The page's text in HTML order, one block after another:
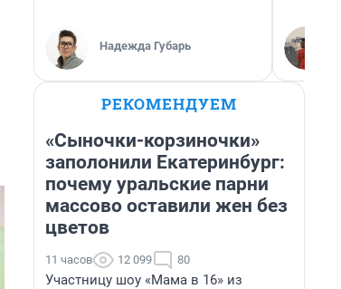
Надежда Губарь
РЕКОМЕНДУЕМ
«Сыночки-корзиночки»
заполонили Екатеринбург:
почему уральские парни
массово оставили жен без
цветов
11 часов 12 099 80
Участницу шоу «Мама в 16» из